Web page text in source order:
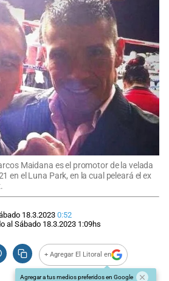
Maidana es el promotor de la velada
en el Luna Park, en la cual peleará el ex
18.3.20230:52
al Sábado 18.3.2023 1:09hs
+ Agregar El Litoral en
Agregar a tus medios preferidos en Google